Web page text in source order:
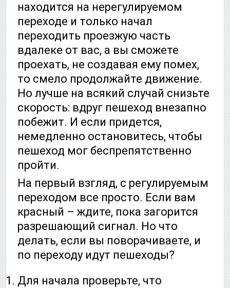
находится на нерегулируемом
переходе и только начал
переходить проезжую часть
вдалеке от вас, а вы сможете
проехать, не создавая ему помех,
то смело продолжайте движение.
Но лучше на всякий случай снизьте
скорость: вдруг пешеход внезапно
побежит. И если придется,
немедленно остановитесь, чтобы
пешеход мог беспрепятственно
пройти.
На первый взгляд, с регулируемым
переходом все просто. Если вам
красный – ждите, пока загорится
разрешающий сигнал. Но что
делать, если вы поворачиваете, и
по переходу идут пешеходы?
Для начала проверьте, что